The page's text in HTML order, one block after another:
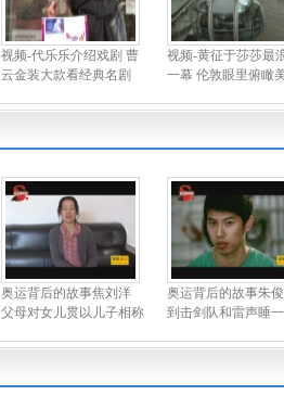
视频-代乐乐介绍戏剧 曹
云金装大款看经典名剧
视频-黄征于莎莎最
一幕 伦敦眼里俯瞰
奥运背后的故事焦刘洋
父母对女儿贯以儿子相称
奥运背后的故事朱
到击剑队和雷声睡